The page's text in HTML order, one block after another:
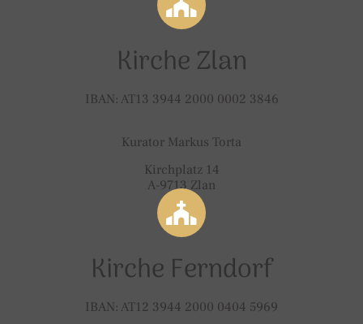
Kirche Zlan
IBAN: AT13 3944 2000 0002 3846
Kurator Markus Torta
Kirchplatz 14
A-9713 Zlan
Kirche Ferndorf
IBAN: AT12 3944 2000 0404 5969